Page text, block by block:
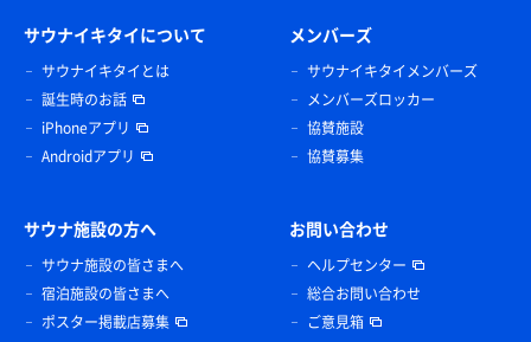
サウナイキタイについて
サウナイキタイとは
誕生時のお話
iPhoneアプリ
Androidアプリ
メンバーズ
サウナイキタイメンバーズ
メンバーズロッカー
協賛施設
協賛募集
サウナ施設の方へ
サウナ施設の皆さまへ
宿泊施設の皆さまへ
ポスター掲載店募集
お問い合わせ
ヘルプセンター
総合お問い合わせ
ご意見箱